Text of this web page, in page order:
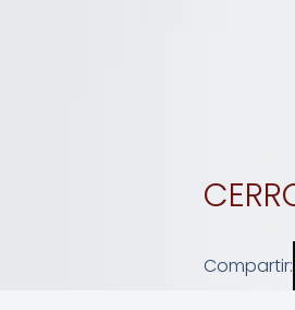
Compartir: